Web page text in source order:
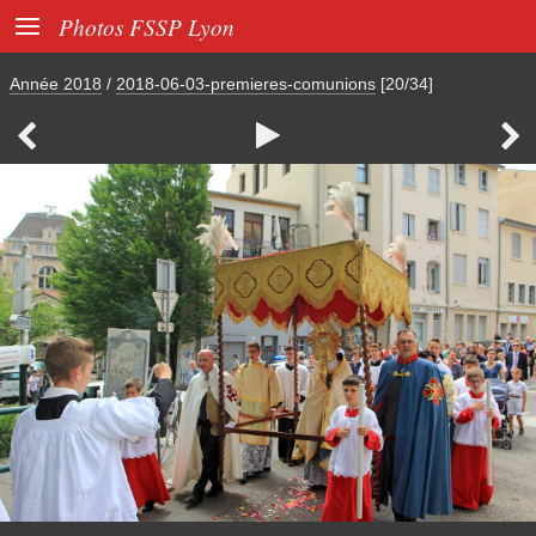
 Photos FSSP Lyon
Année 2018 / 2018-06-03-premieres-comunions [20/34]
  